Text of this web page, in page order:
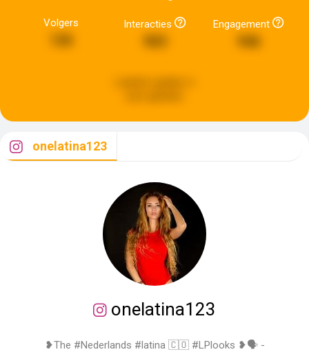
Volgers Interacties Engagement
946
onelatina123
onelatina123
❥The #Nederlands #latina 🇨🇴 #LPlooks ❥🗣 -